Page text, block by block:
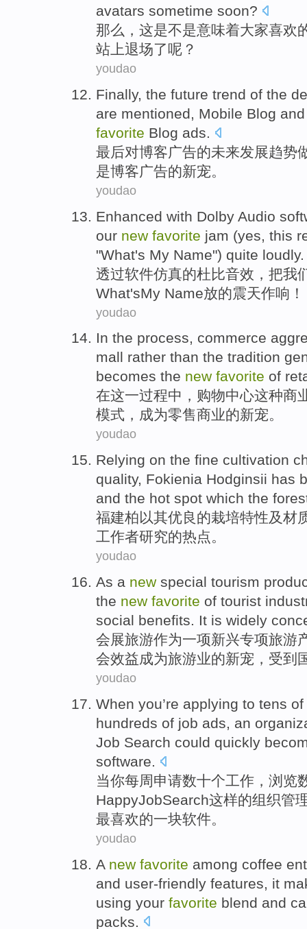
avatars sometime soon?
那么 ， 这是不是意味着大家喜欢
站 上退场了呢？
youdao
Finally, the future trend of the
are mentioned, Mobile Blog and
favorite Blog ads.
最后对博客广告的未来发展趋势
是博客广告的新宠。
youdao
Enhanced with Dolby Audio
our new favorite jam (yes, this
"What's My Name") quite loudly.
透过软件仿真的杜比音效， 把我
What'sMy Name放的震天作响！
youdao
In the process, commerce
mall rather than the tradition
becomes the new favorite of
在这一过程中 ， 购物中心这种商
模式 ， 成为零售商业的新宠。
youdao
Relying on the fine cultivation
quality, Fokienia Hodginsii has
and the hot spot which the
福建柏以其优良的栽培特性及材
工作者研究的热点。
youdao
As a new special tourism
the new favorite of tourist
social benefits. It is widely
会展旅游作为一项新兴专项旅游
会效益成为旅游业的新宠 ， 受到
youdao
When you’re applying to tens of
hundreds of job ads, an
Job Search could quickly
software.
当你每周申请数十个工作 ， 浏览
HappyJobSearch这样的组织管
最喜欢的一块软件。
youdao
A new favorite among coffee
and user-friendly features , it
using your favorite blend and
packs